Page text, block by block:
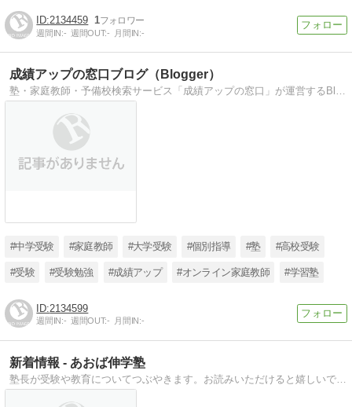
2134459 1
週間IN:- 週間OUT:- 月間IN:-
成績アップの窓口ブログ（Blogger）
#中学受験 #家庭教師 #大学受験 #個別指導 #塾 #高校受験
#受験 #受験勉強 #成績アップ #オンライン家庭教師 #学習塾
2134599
週間IN:- 週間OUT:- 月間IN:-
新着情報 - あおば伸学塾